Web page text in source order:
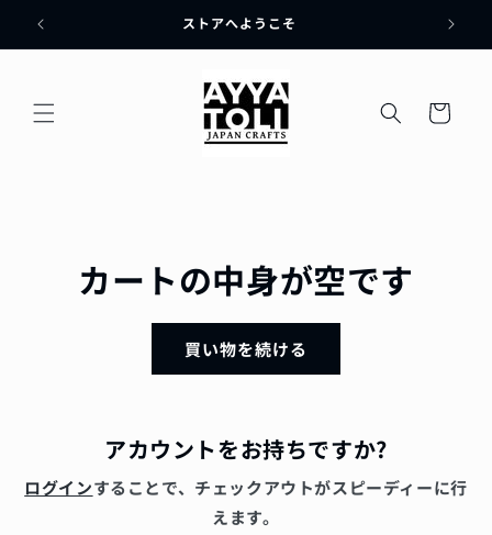
ンツに
進む
ストアへようこそ
ー
カートの中身が空です
買い物を続ける
アカウントをお持ちですか?
ログインすることで、チェックアウトがスピーディーに行
えます。